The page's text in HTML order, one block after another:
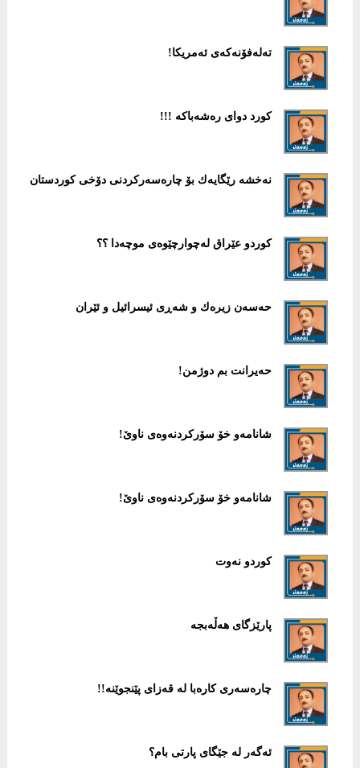
تەلەفۆنەكەی ئەمریكا!
كورد دوای رەشەباكە !!!
نەخشە رێگایەك بۆ چارەسەركردنی دۆخی كوردستان
كوردو عێراق لەچوارچێوەی موچەدا ؟؟
حەسەن زیرەك و شەڕی ئیسرائیل و ئێران
حەیرانت بم دوژمن!
شانامەو خۆ سۆركردنەوەی ناوێ!
شانامەو خۆ سۆركردنەوەی ناوێ!
كوردو نەوت
پارێزگای هەڵەبجە
چارەسەری كارەبا لە قەزای پێنجوێنە!!
ئەگەر لە جێگای پارتی بام؟